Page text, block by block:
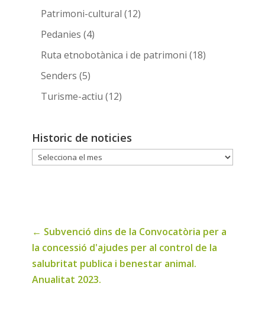
Patrimoni-cultural (12)
Pedanies (4)
Ruta etnobotànica i de patrimoni (18)
Senders (5)
Turisme-actiu (12)
Historic de noticies
Historic
← Subvenció dins de la Convocatòria per a
la concessió d'ajudes per al control de la
salubritat publica i benestar animal.
Anualitat 2023.